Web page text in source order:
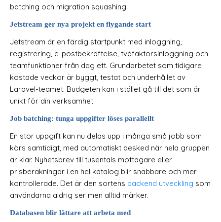
batching och migration squashing.
Jetstream ger nya projekt en flygande start
Jetstream är en färdig startpunkt med inloggning,
registrering, e-postbekräftelse, tvåfaktorsinloggning och
teamfunktioner från dag ett. Grundarbetet som tidigare
kostade veckor är byggt, testat och underhållet av
Laravel-teamet. Budgeten kan i stället gå till det som är
unikt för din verksamhet.
Job batching: tunga uppgifter löses parallellt
En stor uppgift kan nu delas upp i många små jobb som
körs samtidigt, med automatiskt besked när hela gruppen
är klar. Nyhetsbrev till tusentals mottagare eller
prisberäkningar i en hel katalog blir snabbare och mer
kontrollerade. Det är den sortens backend utveckling som
användarna aldrig ser men alltid märker.
Databasen blir lättare att arbeta med